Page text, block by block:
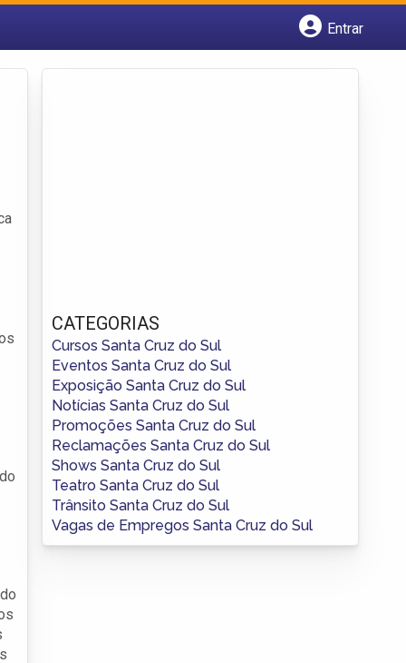
Entrar
CATEGORIAS
Cursos Santa Cruz do Sul
Eventos Santa Cruz do Sul
Exposição Santa Cruz do Sul
Notícias Santa Cruz do Sul
Promoções Santa Cruz do Sul
Reclamações Santa Cruz do Sul
Shows Santa Cruz do Sul
Teatro Santa Cruz do Sul
Trânsito Santa Cruz do Sul
Vagas de Empregos Santa Cruz do Sul